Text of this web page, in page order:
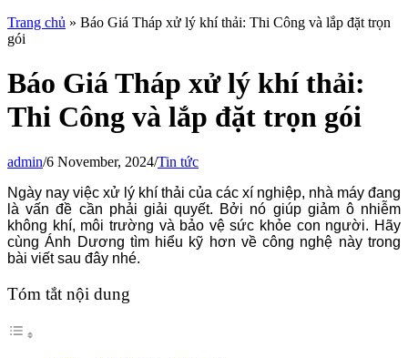
Trang chủ » Báo Giá Tháp xử lý khí thải: Thi Công và lắp đặt trọn
gói
Báo Giá Tháp xử lý khí thải:
Thi Công và lắp đặt trọn gói
admin/6 November, 2024/Tin tức
Ngày nay việc xử lý khí thải của các xí nghiệp, nhà máy đang
là vấn đề cần phải giải quyết. Bởi nó giúp giảm ô nhiễm
không khí, môi trường và bảo vệ sức khỏe con người. Hãy
cùng Ánh Dương tìm hiểu kỹ hơn về công nghệ này trong
bài viết sau đây nhé.
Tóm tắt nội dung